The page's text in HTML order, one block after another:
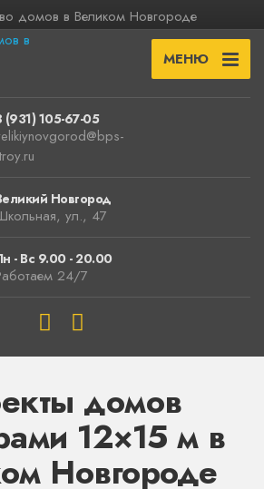
домов в Великом Новгороде
МЕНЮ
(931) 105-67-05
Новгород
ул., 47
- Вс 9.00 - 20.00
24/7
домов
12×15 м в
Новгороде